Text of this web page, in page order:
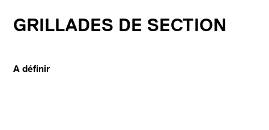
GRILLADES DE SECTION
A définir